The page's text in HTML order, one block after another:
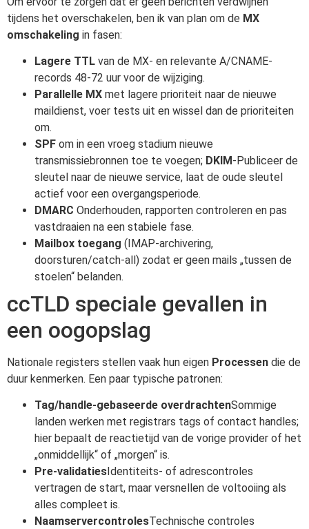
tijdens het overschakelen, ben ik van plan om de MX
omschakeling in fasen:
Lagere TTL van de MX- en relevante A/CNAME-
records 48-72 uur voor de wijziging.
Parallelle MX met lagere prioriteit naar de nieuwe
maildienst, voer tests uit en wissel dan de prioriteiten
om.
SPF om in een vroeg stadium nieuwe
transmissiebronnen toe te voegen; DKIM-Publiceer de
sleutel naar de nieuwe service, laat de oude sleutel
actief voor een overgangsperiode.
DMARC Onderhouden, rapporten controleren en pas
vastdraaien na een stabiele fase.
Mailbox toegang (IMAP-archivering,
doorsturen/catch-all) zodat er geen mails „tussen de
stoelen“ belanden.
ccTLD speciale gevallen in
een oogopslag
Nationale registers stellen vaak hun eigen Processen die de
duur kenmerken. Een paar typische patronen:
Tag/handle-gebaseerde overdrachtenSommige
landen werken met registrars tags of contact handles;
hier bepaalt de reactietijd van de vorige provider of het
„onmiddellijk“ of „morgen“ is.
Pre-validaties Identiteits- of adrescontroles
vertragen de start, maar versnellen de voltooiing als
alles compleet is.
NaamservercontrolesTechnische controles